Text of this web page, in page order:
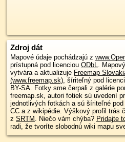
Zdroj dát
Mapové údaje pochádzajú z
prístupná pod licenciou ODbL.
vytvára a aktualizuje Freemap
(www.freemap.sk), šíriteľný pod
BY-SA. Fotky sme čerpali z galérie
freemap.sk, autori fotiek sú uvedení
jednotlivých fotkách a sú šíriteľné pod
CC a z wikipédie. Výškový profil trás
z SRTM . Niečo vám chýba? Pridajte
radi, že tvoríte slobodnú wiki mapu